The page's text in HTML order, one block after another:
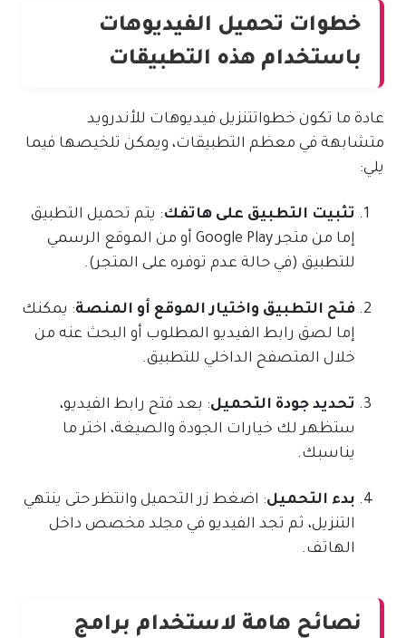
خطوات تحميل الفيديوهات
باستخدام هذه التطبيقات
عادة ما تكون خطواتتنزيل فيديوهات للأندرويد
متشابهة في معظم التطبيقات، ويمكن تلخيصها فيما
يلي:
تثبيت التطبيق على هاتفك: يتم تحميل التطبيق
إما من متجر Google Play أو من الموقع الرسمي
للتطبيق (في حالة عدم توفره على المتجر).
فتح التطبيق واختيار الموقع أو المنصة: يمكنك
إما لصق رابط الفيديو المطلوب أو البحث عنه من
خلال المتصفح الداخلي للتطبيق.
تحديد جودة التحميل: بعد فتح رابط الفيديو،
ستظهر لك خيارات الجودة والصيغة، اختر ما
يناسبك.
بدء التحميل: اضغط زر التحميل وانتظر حتى ينتهي
التنزيل، ثم تجد الفيديو في مجلد مخصص داخل
الهاتف.
نصائح هامة لاستخدام برامج